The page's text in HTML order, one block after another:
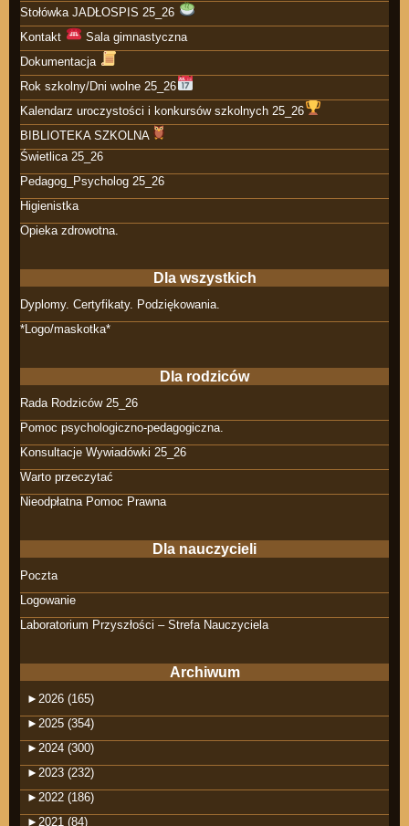
Stołówka JADŁOSPIS 25_26
Kontakt
Sala gimnastyczna
Dokumentacja
Rok szkolny/Dni wolne 25_26
Kalendarz uroczystości i konkursów szkolnych 25_26
BIBLIOTEKA SZKOLNA
Świetlica 25_26
Pedagog_Psycholog 25_26
Higienistka
Opieka zdrowotna.
Dla wszystkich
Dyplomy. Certyfikaty. Podziękowania.
*Logo/maskotka*
Dla rodziców
Rada Rodziców 25_26
Pomoc psychologiczno-pedagogiczna.
Konsultacje Wywiadówki 25_26
Warto przeczytać
Nieodpłatna Pomoc Prawna
Dla nauczycieli
Poczta
Logowanie
Laboratorium Przyszłości – Strefa Nauczyciela
Archiwum
► 2026 (165)
► 2025 (354)
► 2024 (300)
► 2023 (232)
► 2022 (186)
► 2021 (84)